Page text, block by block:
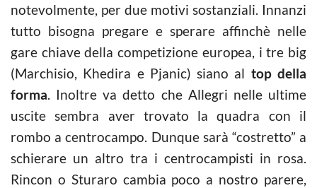
notevolmente, per due motivi sostanziali. Innanzi
tutto bisogna pregare e sperare affinchè nelle
gare chiave della competizione europea, i tre big
(Marchisio, Khedira e Pjanic) siano al top della
forma. Inoltre va detto che Allegri nelle ultime
uscite sembra aver trovato la quadra con il
rombo a centrocampo. Dunque sarà “costretto” a
schierare un altro tra i centrocampisti in rosa.
Rincon o Sturaro cambia poco a nostro parere,